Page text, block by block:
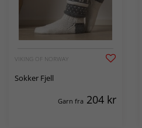
VIKING OF NORWAY
Sokker Fjell
Garn fra 204 kr